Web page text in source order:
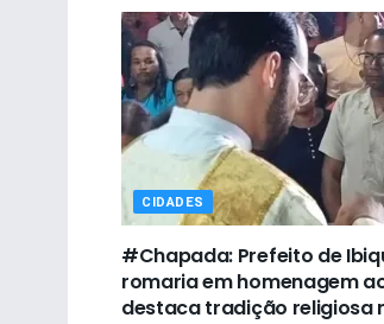
CIDADES
#Chapada: Prefeito de
romaria em homenagem
destaca tradição religiosa